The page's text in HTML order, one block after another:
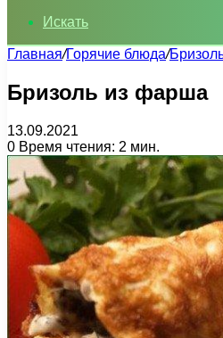
Искать
Главная/Горячие блюда/
Бризоль из фарша
13.09.2021
0 Время чтения: 2 мин.